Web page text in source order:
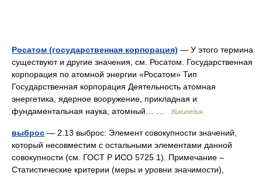
Росатом (государственная корпорация) — У этого термина
существуют и другие значения, см. Росатом. Государственная
корпорация по атомной энергии «Росатом» Тип
Государственная корпорация Деятельность атомная
энергетика, ядерное вооружение, прикладная и
фундаментальная наука, атомный… …
Википедия
выброс — 2.13 выброс: Элемент совокупности значений,
который несовместим с остальными элементами данной
совокупности (см. ГОСТ Р ИСО 5725 1). Примечание –
Статистические критерии (меры и уровни значимости),